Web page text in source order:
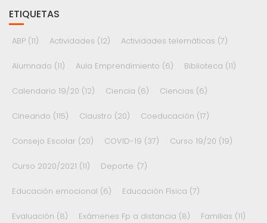
ETIQUETAS
ABP (11) Actividades (12) Actividades telemáticas (7)
Alumnado (11) Aula Emprendimiento (6) Biblioteca (11)
Calendario 19/20 (12) Ciencia (6) Ciencias (6)
Cineando (115) Claustro (20) Coeducación (17)
Consejo Escolar (20) COVID-19 (37) Curso 19/20 (19)
Curso 2020/2021 (11) Deporte. (7)
Educación emocional (6) Educación Física (7)
Evaluación (8) Exámenes Fp a distancia (8) Familias (11)